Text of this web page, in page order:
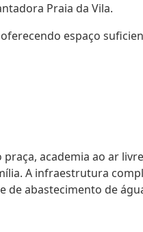
Praia da Vila.
espaço
academia ao ar
A infraestrutura
de abastecimento de